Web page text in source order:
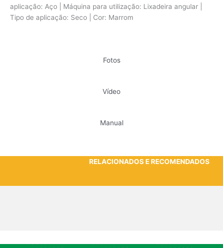
Fotos
Vídeo
Manual
aplicação: Aço | Máquina para utilização: Lixadeira angular |
Tipo de aplicação: Seco | Cor: Marrom
RELACIONADOS E RECOMENDADOS